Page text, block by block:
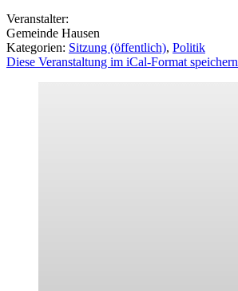
Veranstalter:
Gemeinde Hausen
Kategorien: Sitzung (öffentlich), Politik
Diese Veranstaltung im iCal-Format speichern